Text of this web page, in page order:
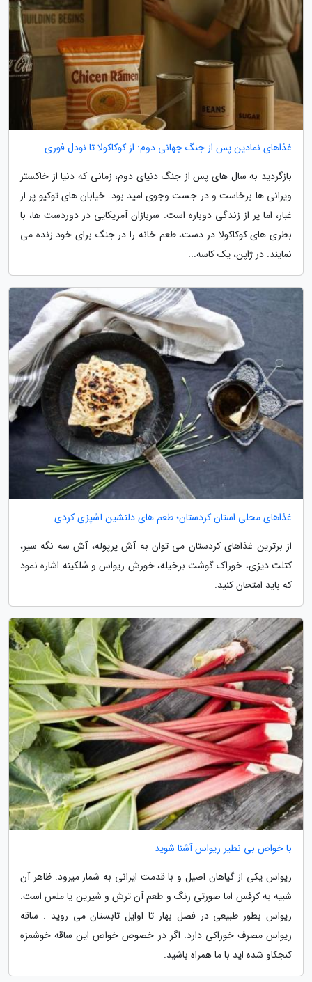
غذاهای نمادین پس از جنگ جهانی دوم: از کوکاکولا تا نودل فوری
بازگردید به سال های پس از جنگ دنیای دوم، زمانی که دنیا از خاکستر
ویرانی ها برخاست و در جست وجوی امید بود. خیابان های توکیو پر از
غبار، اما پر از زندگی دوباره است. سربازان آمریکایی در دوردست ها، با
بطری های کوکاکولا در دست، طعم خانه را در جنگ برای خود زنده می
نمایند. در ژاپن، یک کاسه...
غذاهای محلی استان کردستان؛ طعم های دلنشین آشپزی کردی
از برترین غذاهای کردستان می توان به آش پرپوله، آش سه نگه سیر،
کتلت دیزی، خوراک گوشت برخیله، خورش ریواس و شلکینه اشاره نمود
که باید امتحان کنید.
با خواص بی نظیر ریواس آشنا شوید
ریواس یکی از گیاهان اصیل و با قدمت ایرانی به شمار میرود. ظاهر آن
شبیه به کرفس اما صورتی رنگ و طعم آن ترش و شیرین یا ملس است.
ریواس بطور طبیعی در فصل بهار تا اوایل تابستان می روید . ساقه
ریواس مصرف خوراکی دارد. اگر در خصوص خواص این ساقه خوشمزه
کنجکاو شده اید با ما همراه باشید.